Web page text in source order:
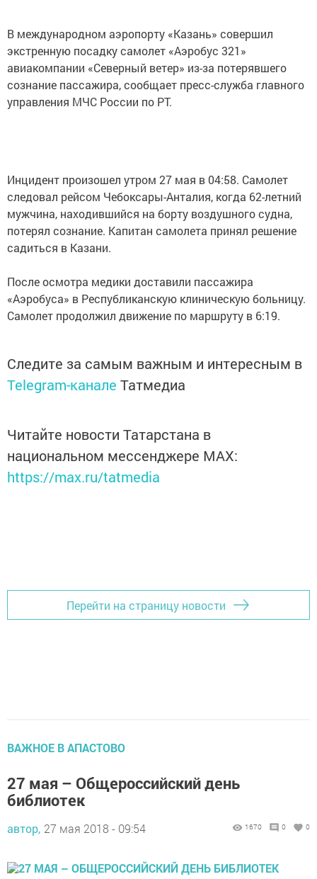
В международном аэропорту «Казань» совершил
экстренную посадку самолет «Аэробус 321»
авиакомпании «Северный ветер» из-за потерявшего
сознание пассажира, сообщает пресс-служба главного
управления МЧС России по РТ.
Инцидент произошел утром 27 мая в 04:58. Самолет
следовал рейсом Чебоксары-Анталия, когда 62-летний
мужчина, находившийся на борту воздушного судна,
потерял сознание. Капитан самолета принял решение
садиться в Казани.
После осмотра медики доставили пассажира
«Аэробуса» в Республиканскую клиническую больницу.
Самолет продолжил движение по маршруту в 6:19.
Следите за самым важным и интересным в
Telegram-канале Татмедиа
Читайте новости Татарстана в
национальном мессенджере MАХ:
https://max.ru/tatmedia
Перейти на страницу новости
ВАЖНОЕ В АПАСТОВО
27 мая – Общероссийский день
библиотек
автор, 27 мая 2018 - 09:54 1670 0 0